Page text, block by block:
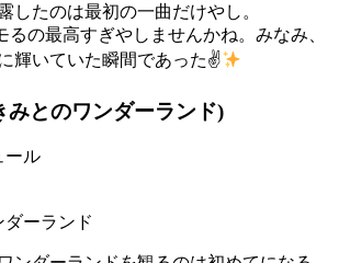
したのは最初の一曲だけやし。
るの最高すぎやしませんかね。みなみ、
輝いていた瞬間であった✌
みとのワンダーランド)
ール
ダーランド